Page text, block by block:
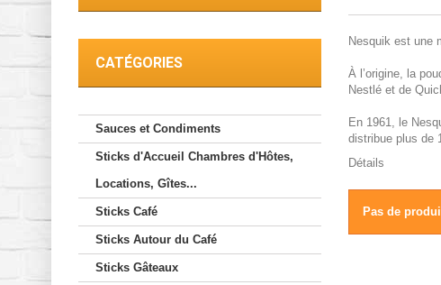
CATÉGORIES
Sauces et Condiments
Sticks d'Accueil Chambres d'Hôtes,
Locations, Gîtes...
Sticks Café
Sticks Autour du Café
Sticks Gâteaux
Nesquik est une
À l’origine, la
Nestlé et de
En 1961, le
distribue plus de
Détails
Pas de